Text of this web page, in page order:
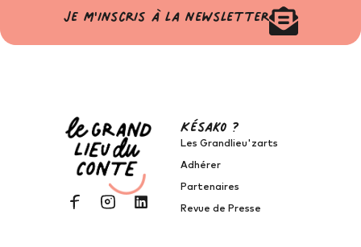
Je m'inscris à la newsletter
Késako ?
Les Grandlieu'zarts
Adhérer
Partenaires
Revue de Presse